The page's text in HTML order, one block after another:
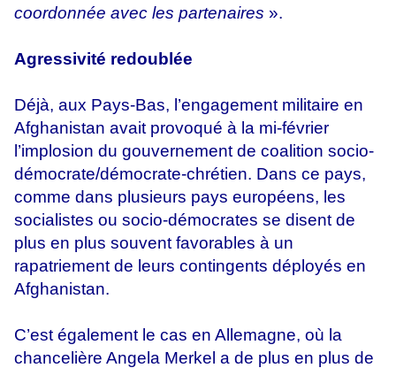
coordonnée avec les partenaires ».
Agressivité redoublée
Déjà, aux Pays-Bas, l’engagement militaire en
Afghanistan avait provoqué à la mi-février
l’implosion du gouvernement de coalition socio-
démocrate/démocrate-chrétien. Dans ce pays,
comme dans plusieurs pays européens, les
socialistes ou socio-démocrates se disent de
plus en plus souvent favorables à un
rapatriement de leurs contingents déployés en
Afghanistan.
C’est également le cas en Allemagne, où la
chancelière Angela Merkel a de plus en plus de